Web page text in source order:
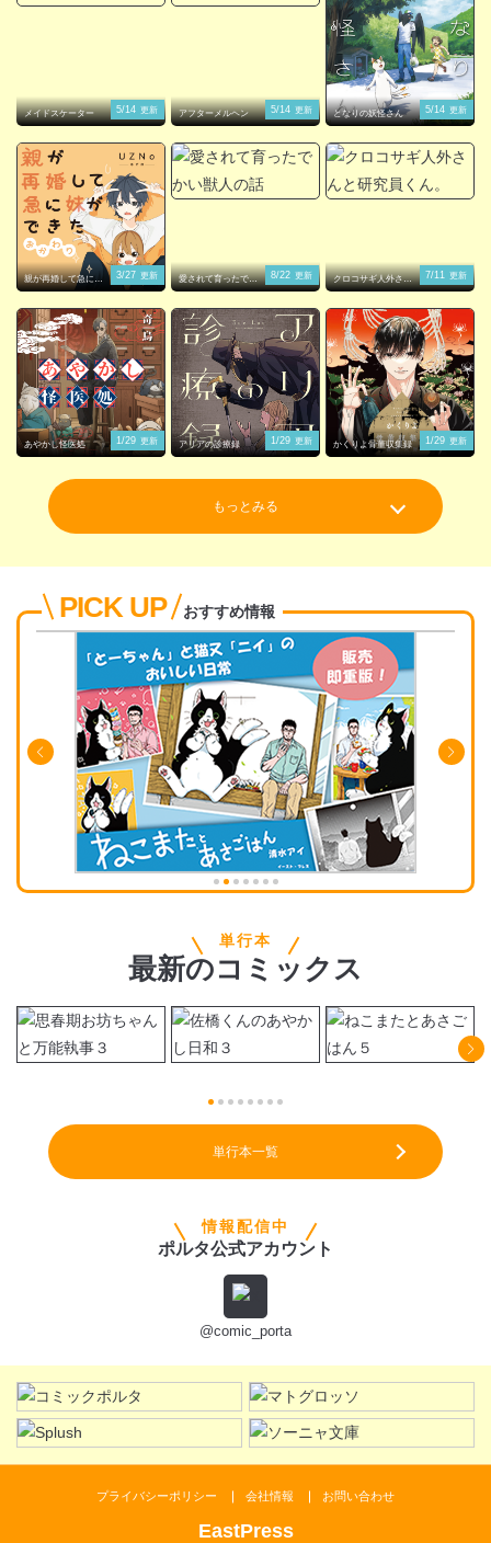
PICK UP おすすめ情報
メイドスケーター 5/14 更新 アフターメルヘン 5/14 更新 となりの妖怪さん 5/14 更新
親が再婚して急に妹
ができた
3/27 更新
愛されて育ったでか
い獣人の話
8/22 更新
クロコサギ人外さん
と研究員くん。
7/11 更新
あやかし怪医処 1/29 更新 アリアの診療録 1/29 更新 かくりよ骨董収集録 1/29 更新
もっとみる
単行本
最新のコミックス
単行本一覧
情報配信中
ポルタ公式アカウント
@comic_porta
EastPress
プライバシーポリシー 会社情報 お問い合わせ